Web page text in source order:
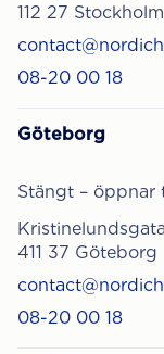
112 27 Stockholm
08-20 00 18
Göteborg
Stängt –
411 37 Göteborg
08-20 00 18